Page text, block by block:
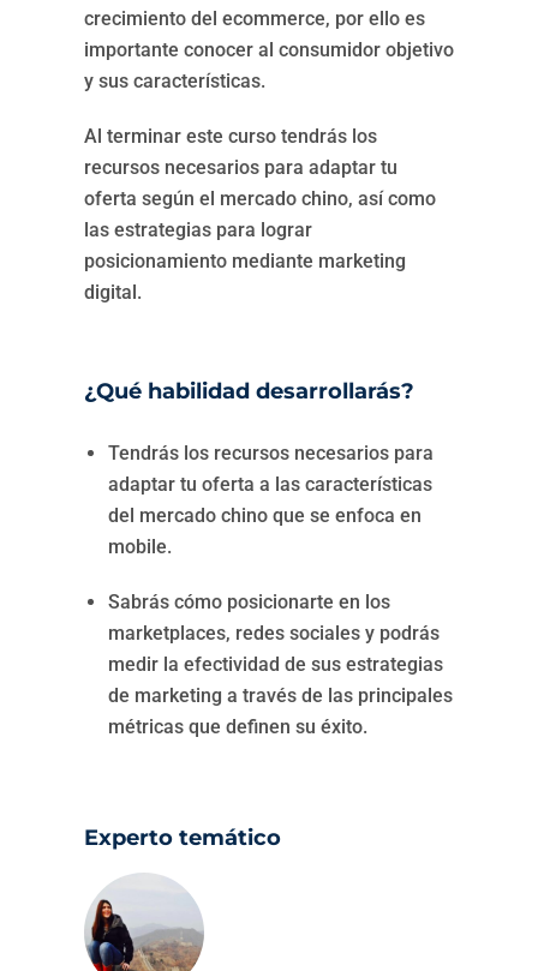
crecimiento del ecommerce, por ello es
importante conocer al consumidor objetivo
y sus características.
Al terminar este curso tendrás los
recursos necesarios para adaptar tu
oferta según el mercado chino, así como
las estrategias para lograr
posicionamiento mediante marketing
digital.
¿Qué habilidad desarrollarás?
Tendrás los recursos necesarios para
adaptar tu oferta a las características
del mercado chino que se enfoca en
mobile.
Sabrás cómo posicionarte en los
marketplaces, redes sociales y podrás
medir la efectividad de sus estrategias
de marketing a través de las principales
métricas que definen su éxito.
Experto temático